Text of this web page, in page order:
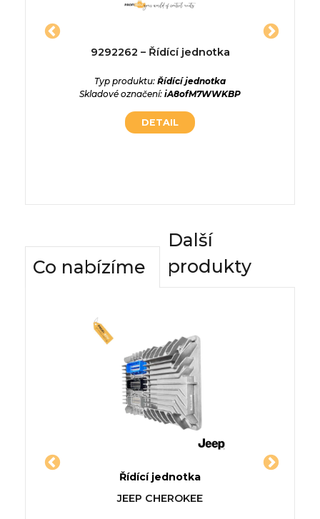
9292262 – Řídící jednotka
Typ produktu: Řídící jednotka
Skladové označení: iA8ofM7WWKBP
DETAIL
Co nabízíme
Další
produkty
Řídící jednotka
JEEP CHEROKEE
Jednotka PEUGEOT BOXER
valník/podvozek (ZCT_)